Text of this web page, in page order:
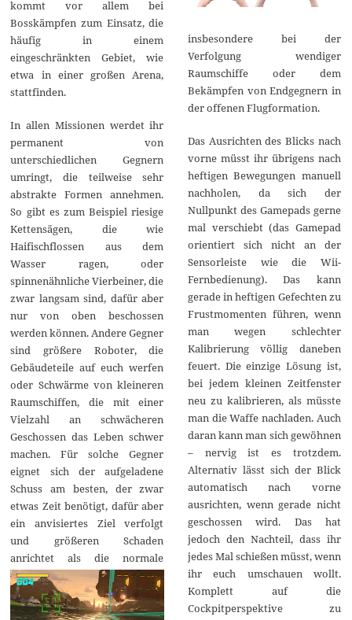
kommt vor allem bei
Bosskämpfen zum Einsatz, die
häufig in einem
eingeschränkten Gebiet, wie
etwa in einer großen Arena,
stattfinden.
In allen Missionen werdet ihr
permanent von
unterschiedlichen Gegnern
umringt, die teilweise sehr
abstrakte Formen annehmen.
So gibt es zum Beispiel riesige
Kettensägen, die wie
Haifischflossen aus dem
Wasser ragen, oder
spinnenähnliche Vierbeiner, die
zwar langsam sind, dafür aber
nur von oben beschossen
werden können. Andere Gegner
sind größere Roboter, die
Gebäudeteile auf euch werfen
oder Schwärme von kleineren
Raumschiffen, die mit einer
Vielzahl an schwächeren
Geschossen das Leben schwer
machen. Für solche Gegner
eignet sich der aufgeladene
Schuss am besten, der zwar
etwas Zeit benötigt, dafür aber
ein anvisiertes Ziel verfolgt
und größeren Schaden
anrichtet als dienormale
insbesondere bei der
Verfolgung wendiger
Raumschiffe oder dem
Bekämpfen von Endgegnern in
der offenen Flugformation.
Das Ausrichten des Blicks nach
vorne müsst ihr übrigens nach
heftigen Bewegungen manuell
nachholen, da sich der
Nullpunkt des Gamepads gerne
mal verschiebt (das Gamepad
orientiert sich nicht an der
Sensorleiste wie die Wii-
Fernbedienung). Das kann
gerade in heftigen Gefechten zu
Frustmomenten führen, wenn
man wegen schlechter
Kalibrierung völlig daneben
feuert. Die einzige Lösung ist,
bei jedem kleinen Zeitfenster
neu zu kalibrieren, als müsste
man die Waffe nachladen. Auch
daran kann man sich gewöhnen
– nervig ist es trotzdem.
Alternativ lässt sich der Blick
automatisch nach vorne
ausrichten, wenn gerade nicht
geschossen wird. Das hat
jedoch den Nachteil, dass ihr
jedes Mal schießen müsst, wenn
ihr euch umschauen wollt.
Komplett auf die
Cockpitperspektive zu